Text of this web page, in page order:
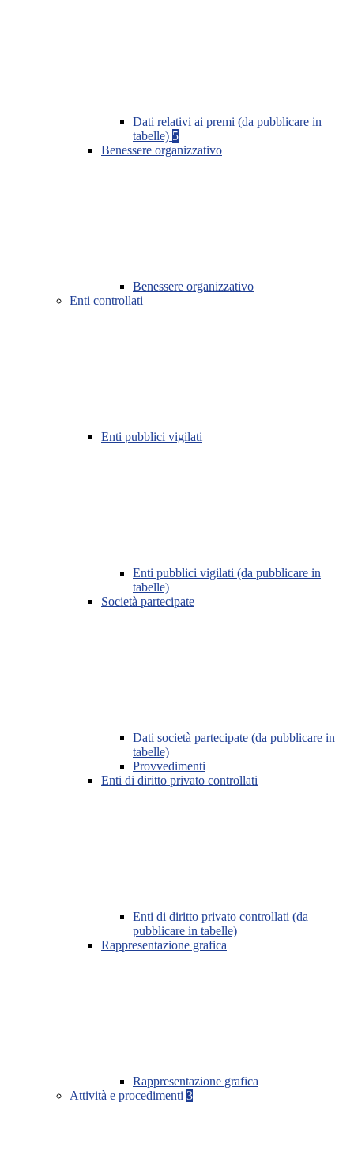
Dati relativi ai premi (da pubblicare in
tabelle) 5
Benessere organizzativo
Benessere organizzativo
Enti controllati
Enti pubblici vigilati
Enti pubblici vigilati (da pubblicare in
tabelle)
Società partecipate
Dati società partecipate (da pubblicare in
tabelle)
Provvedimenti
Enti di diritto privato controllati
Enti di diritto privato controllati (da
pubblicare in tabelle)
Rappresentazione grafica
Rappresentazione grafica
Attività e procedimenti 3